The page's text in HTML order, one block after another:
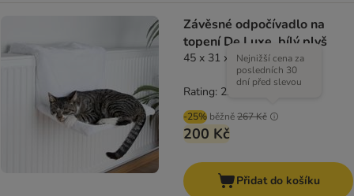
Závěsné odpočívadlo na
topení De Luxe, bílý plyš
45 x 31 x 24 cm
-25% běžně267 Kč
Nejnižší cena za
posledních 30
dní před slevou
200 Kč
Rating: 2.8/5
Přidat do košíku